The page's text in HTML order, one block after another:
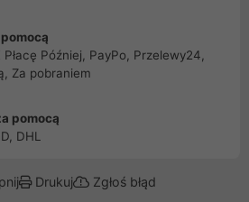
Płacę Później, PayPo, Przelewy24,
Za pobraniem
pomocą
DHL
Drukuj Zgłoś błąd